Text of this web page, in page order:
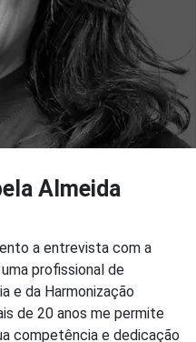
Almeida
a entrevista com a
profissional de
e da Harmonização
de 20 anos me permite
competência e dedicação